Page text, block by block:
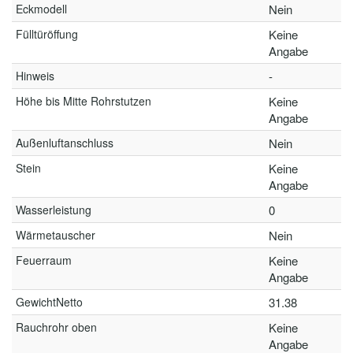
Eckmodell Nein
Fülltüröffung
Keine
Angabe
Hinweis -
Höhe bis Mitte Rohrstutzen
Keine
Angabe
Außenluftanschluss Nein
Stein
Keine
Angabe
Wasserleistung 0
Wärmetauscher Nein
Feuerraum
Keine
Angabe
GewichtNetto 31.38
Rauchrohr oben
Keine
Angabe